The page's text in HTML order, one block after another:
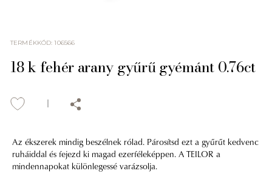
TERMÉKKÓD:106566
18 k fehér arany gyűrű gyémánt 0.76ct
Az ékszerek mindig beszélnek rólad. Párosítsd ezt a gyűrűt kedvenc
ruháiddal és fejezd ki magad ezerféleképpen. A TEILOR a
mindennapokat különlegessé varázsolja.